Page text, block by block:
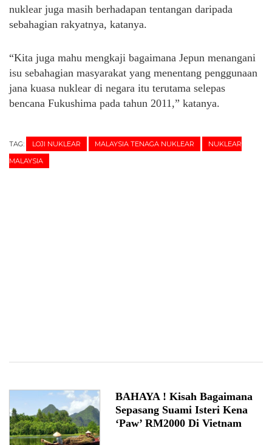
nuklear juga masih berhadapan tentangan daripada
sebahagian rakyatnya, katanya.
“Kita juga mahu mengkaji bagaimana Jepun menangani
isu sebahagian masyarakat yang menentang penggunaan
jana kuasa nuklear di negara itu terutama selepas
bencana Fukushima pada tahun 2011,” katanya.
TAG: LOJI NUKLEAR MALAYSIA TENAGA NUKLEAR
NUKLEAR
MALAYSIA
BAHAYA ! Kisah Bagaimana
Sepasang Suami Isteri Kena
‘Paw’ RM2000 Di Vietnam